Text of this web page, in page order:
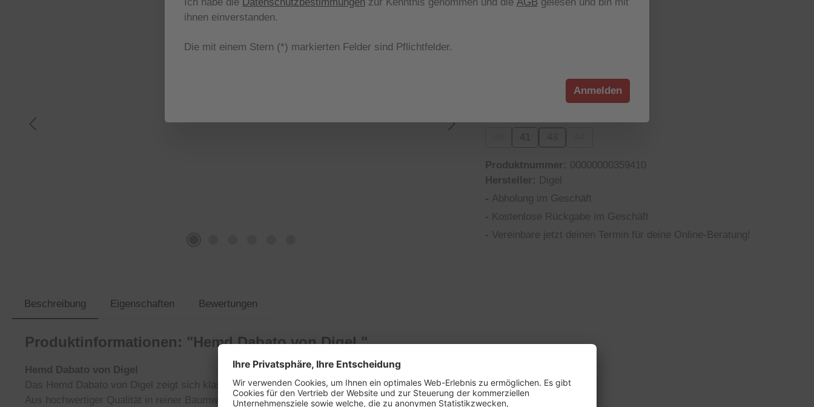
(Diese Option ist zurzeit nicht verfügbar.)
(Diese Option ist zurzeit nicht verfügbar.)
(Diese Option ist zurzeit nicht verfügbar.)
Produktnummer: 00000000359410
Hersteller: Digel
- Abholung im Geschäft
- Kostenlose Rückgabe im Geschäft
- Vereinbare jetzt deinen Termin für deine Online-Beratung!
Beschreibung Eigenschaften Bewertungen
Produktinformationen: "Hemd Dabato von Digel "
Hemd Dabato von Digel
Das Hemd Dabato von Digel zeigt sich klassisch mit raffinierten Manschetten.
Aus hochwertiger Qualität in reiner Baumwolle gefertigt hat das Langarm-Hemd eine taillierte Passform.
ihnen einverstanden.
Die mit einem Stern (*) markierten Felder sind Pflichtfelder.
Anmelden